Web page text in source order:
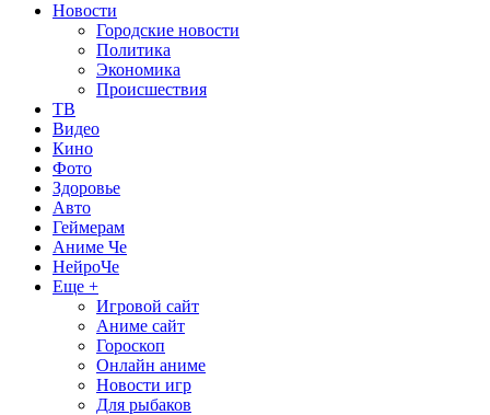
Новости
Городские новости
Политика
Экономика
Происшествия
ТВ
Видео
Кино
Фото
Здоровье
Авто
Геймерам
Аниме Че
НейроЧе
Еще +
Игровой сайт
Аниме сайт
Гороскоп
Онлайн аниме
Новости игр
Для рыбаков